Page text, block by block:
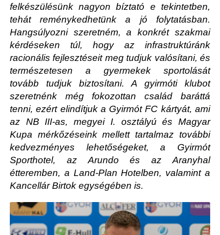
felkészülésünk nagyon bíztató e tekintetben,
tehát reménykedhetünk a jó folytatásban.
Hangsúlyozni szeretném, a konkrét szakmai
kérdéseken túl, hogy az infrastruktúránk
racionális fejlesztéseit meg tudjuk valósítani, és
természetesen a gyermekek sportolását
tovább tudjuk biztosítani. A gyirmóti klubot
szeretnénk még fokozottan család baráttá
tenni, ezért elindítjuk a Gyirmót FC kártyát, ami
az NB III-as, megyei I. osztályú és Magyar
Kupa mérkőzéseink mellett tartalmaz további
kedvezményes lehetőségeket, a Gyirmót
Sporthotel, az Arundo és az Aranyhal
étteremben, a Land-Plan Hotelben, valamint a
Kancellár Birtok egységében is.